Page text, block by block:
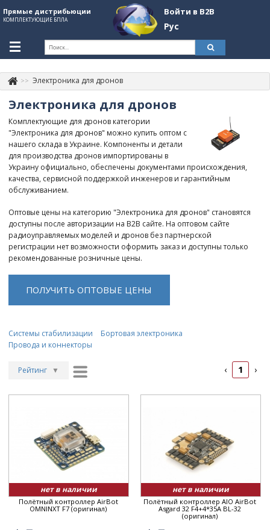
Прямые дистрибьюции
КОМПЛЕКТУЮЩИЕ БПЛА
Войти в B2B
Рус
+380507774092 Контакты
About Company
Обзоры
Категории
Бренды
Войти в B2B
Стать партнером
Электроника для дронов
Электроника для дронов
Комплектующие для дронов категории
"Электроника для дронов" можно купить оптом с
нашего склада в Украине. Компоненты и детали
для производства дронов импортированы в
Украину официально, обеспечены документами происхождения,
качества, сервисной поддержкой инженеров и гарантийным
обслуживанием.
Оптовые цены на категорию "Электроника для дронов" становятся
доступны после авторизации на B2B сайте. На оптовом сайте
радиоуправляемых моделей и дронов без партнерской
регистрации нет возможности оформить заказ и доступны только
рекомендованные розничные цены.
ПОЛУЧИТЬ ОПТОВЫЕ ЦЕНЫ
Системы стабилизации
Бортовая электроника
Провода и коннекторы
Рейтинг ▼
Цена ▲
▼
‹ 1 ›
нет в наличии
Полётный контроллер AirBot
OMNINXT F7 (оригинал)
нет в наличии
Полётный контроллер AIO AirBot
Asgard 32 F4+4*35A BL-32
(оригинал)